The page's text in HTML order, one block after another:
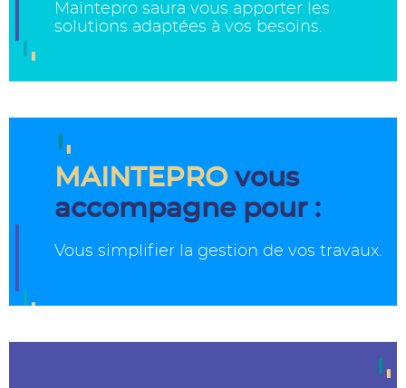
Maintepro saura vous apporter les
solutions adaptées à vos besoins.
MAINTEPRO vous
accompagne pour :
Vous simplifier la gestion de vos travaux.